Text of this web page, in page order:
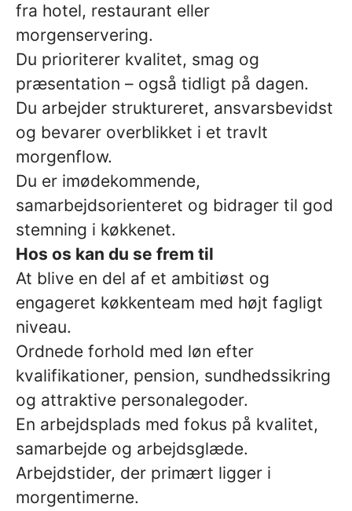
fra hotel, restaurant eller
morgenservering.
Du prioriterer kvalitet, smag og
præsentation – også tidligt på dagen.
Du arbejder struktureret, ansvarsbevidst
og bevarer overblikket i et travlt
morgenflow.
Du er imødekommende,
samarbejdsorienteret og bidrager til god
stemning i køkkenet.
Hos os kan du se frem til
At blive en del af et ambitiøst og
engageret køkkenteam med højt fagligt
niveau.
Ordnede forhold med løn efter
kvalifikationer, pension, sundhedssikring
og attraktive personalegoder.
En arbejdsplads med fokus på kvalitet,
samarbejde og arbejdsglæde.
Arbejdstider, der primært ligger i
morgentimerne.